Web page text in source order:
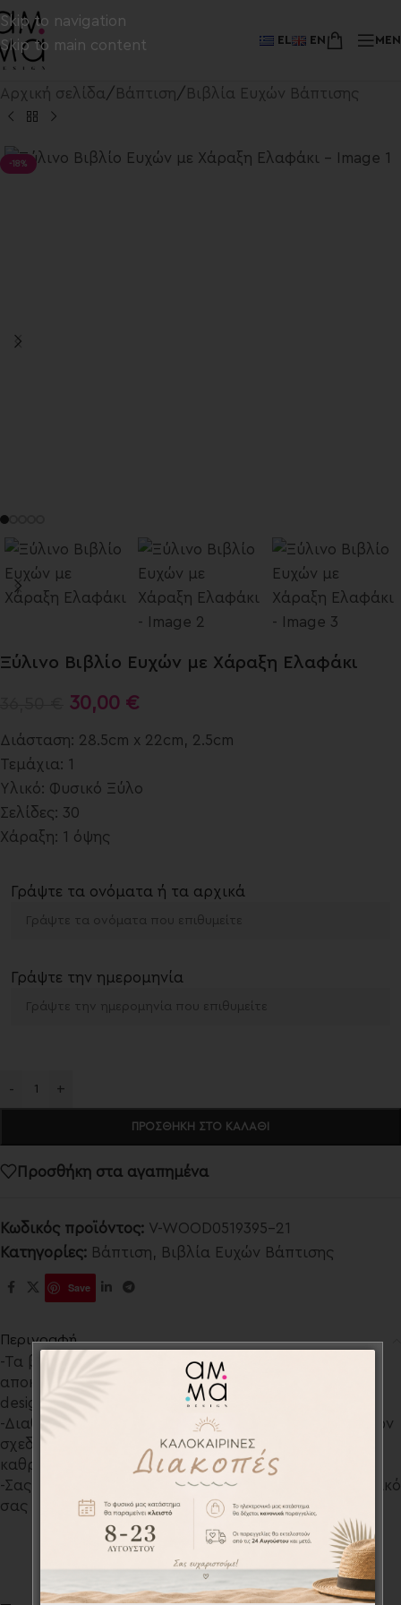
Skip to navigation
Skip to main content
EL EN
Αρχική σελίδα / Βάπτιση/ Βιβλία Ευχών Βάπτισης
-18%
Ξύλινο Βιβλίο Ευχών με Χάραξη Ελαφάκι
30,00 €
Διάσταση: 28.5cm x 22cm, 2.5cm
Τεμάχια: 1
Υλικό: Φυσικό Ξύλο
Σελίδες: 30
Χάραξη: 1 όψης
Γράψτε τα ονόματα ή τα αρχικά
Γράψτε την ημερομηνία
- +
ΠΡΟΣΘΉΚΗ ΣΤΟ ΚΑΛΆΘΙ
Προσθήκη στα αγαπημένα
Κωδικός προϊόντος: V-WOOD0519395-21
Κατηγορίες: Βάπτιση, Βιβλία Ευχών Βάπτισης
Save
Περιγραφή
-Τα βιβλία ευχών (ευχολόγια) σχεδιάζονται
αποκλειστικά από το σχεδιαστικό τμήμα του AMMA
design για εσάς!
-Διαθέτουμε μια μεγάλη ποικιλία προσωποποιημένων
σχεδίων και διαφόρων υλικών όπως ξύλινα,
καθρέπτη, απλό λευκό με χοντρό εξώφυλλο κ.ά.
-Σας παρέχουμε την δυνατότητα να χαράξουμε το δικό
σας σχέδιο κατόπιν συνεννόησης.